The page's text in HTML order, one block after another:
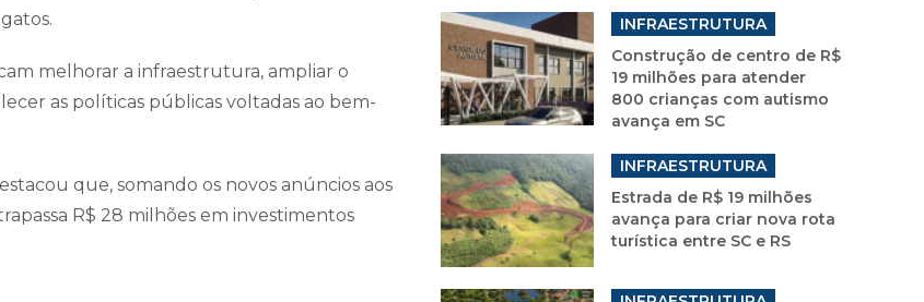
melhorar a infraestrutura, ampliar o
as políticas públicas voltadas ao bem-
que, somando os novos anúncios aos
R$ 28 milhões em investimentos
INFRAESTRUTURA
Construção de centro de R$
19 milhões para atender
800 crianças com autismo
avança em SC
INFRAESTRUTURA
Estrada de R$ 19 milhões
avança para criar nova rota
turística entre SC e RS